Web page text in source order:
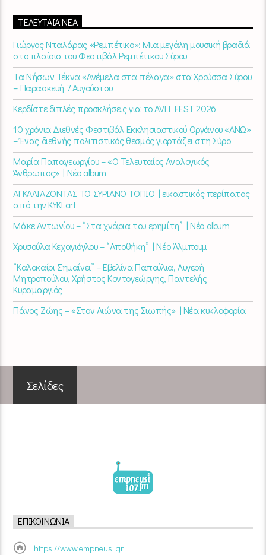
ΤΕΛΕΥΤΑΊΑ ΝΈΑ
Γιώργος Νταλάρας «Ρεμπέτικο»: Μια μεγάλη μουσική βραδιά
στο πλαίσιο του Φεστιβάλ Ρεμπέτικου Σύρου
Τα Νήσων Τέκνα «Ανέμελα στα πέλαγα» στα Χρούσσα Σύρου
– Παρασκευή 7 Αυγούστου
Κερδίστε διπλές προσκλήσεις για το AVLI FEST 2026
10 χρόνια Διεθνές Φεστιβάλ Εκκλησιαστικού Οργάνου «ΑΝΩ»
– Ένας διεθνής πολιτιστικός θεσμός γιορτάζει στη Σύρο​
Μαρία Παπαγεωργίου – «Ο Τελευταίος Αναλογικός
Άνθρωπος» | Νέο album
ΑΓΚΑΛΙΑΖΟΝΤΑΣ ΤΟ ΣΥΡΙΑΝΟ ΤΟΠΙΟ | εικαστικός περίπατος
από την KYKLart
Μάκε Αντωνίου – “Στα χνάρια του ερημίτη” | Νέο album
Χρυσούλα Κεχαγιόγλου – “Αποθήκη” | Νέο Άλμπουμ
“Καλοκαίρι Σημαίνει” – Εβελίνα Παπούλια, Λυγερή
Μητροπούλου, Χρήστος Κοντογεώργης, Παντελής
Κυραμαργιός
Πάνος Ζώης – «Στον Αιώνα της Σιωπής» | Νέα κυκλοφορία
Σελίδες
ΕΠΙΚΟΙΝΩΝΊΑ
https://www.empneusi.gr